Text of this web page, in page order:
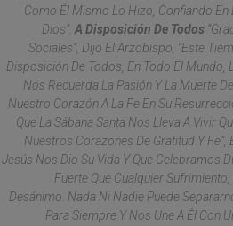
Como Él Mismo Lo Hizo, Confiando
Dios”. A Disposición De Todos
Sociales”, Dijo El Arzobispo, “este
Disposición De Todos, En Todo El Mundo,
Nos Recuerda La Pasión Y La Muerte
Nuestro Corazón A La Fe En Su
Que La Sábana Santa Nos Lleva A Vivir
Nuestros Corazones De Gratitud Y Fe”,
Jesús Nos Dio Su Vida Y Que Celebramos
Fuerte Que Cualquier
Desánimo. Nada Ni Nadie Puede
Para Siempre Y Nos Une A Él Con